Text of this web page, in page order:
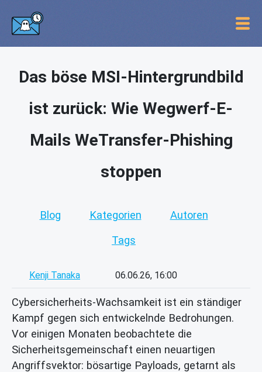
Das böse MSI-Hintergrundbild
ist zurück: Wie Wegwerf-E-
Mails WeTransfer-Phishing
stoppen
Blog Kategorien Autoren
Tags
Kenji Tanaka 06.06.26, 16:00
Cybersicherheits-Wachsamkeit ist ein ständiger
Kampf gegen sich entwickelnde Bedrohungen.
Vor einigen Monaten beobachtete die
Sicherheitsgemeinschaft einen neuartigen
Angriffsvektor: bösartige Payloads, getarnt als